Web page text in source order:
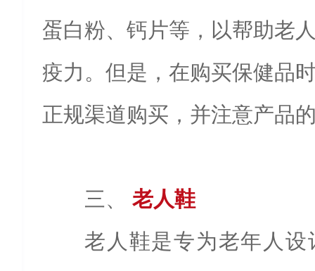
蛋白粉、钙片等，以帮助老
疫力。但是，在购买保健品
正规渠道购买，并注意产品
三、
老人鞋
老人鞋是专为老年人